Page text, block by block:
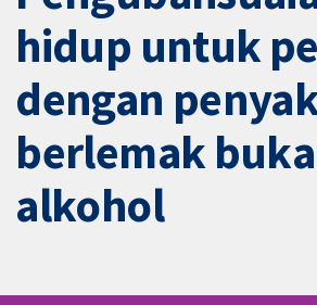
hidup untuk
dengan
berlemak
alkohol